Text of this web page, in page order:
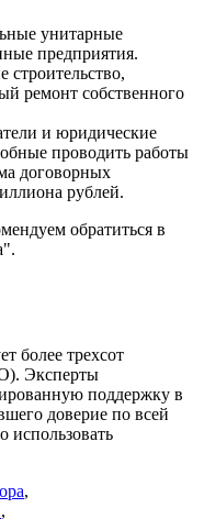
унитарные
предприятия.
ремонт собственного
и юридические
проводить работы
договорных
рублей.
обратиться в
более трехсот
Эксперты
поддержку в
доверие по всей
,
,